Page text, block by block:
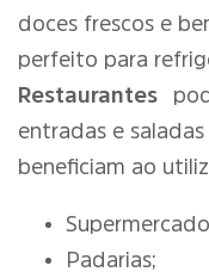
doces frescos e
perfeito para
Restaurantes
entradas e saladas
beneficiam ao
Padarias;